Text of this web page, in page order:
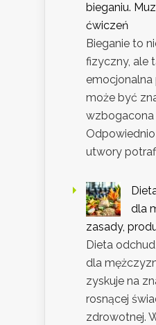
bieganiu.
ćwiczeń
Bieganie to
fizyczny, ale
może być
wzbogacona
utwory
dla
zasady,
Dieta
dla
zyskuje na
rosnącej
zdrowotnej.